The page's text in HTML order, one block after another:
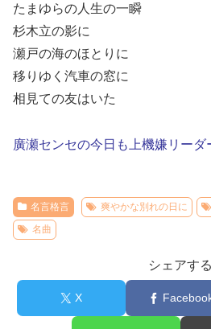
たまゆらの人生の一瞬
杉木立の影に
瀬戸の海のほとりに
移りゆく汽車の窓に
相見ての友はいた
廣瀬センセの今日も上機嫌リーダ
名言格言 爽やかな別れの日に
名曲
シェアする
X